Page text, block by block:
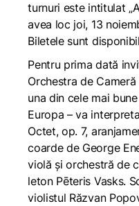
turnuri este intitulat
avea loc joi, 13
Biletele sunt
Pentru prima dată
Orchestra de
una din cele mai
Europa – va
Octet, op. 7,
coarde de George
violă și orchestră de
leton Pēteris Vasks.
violistul Răzvan